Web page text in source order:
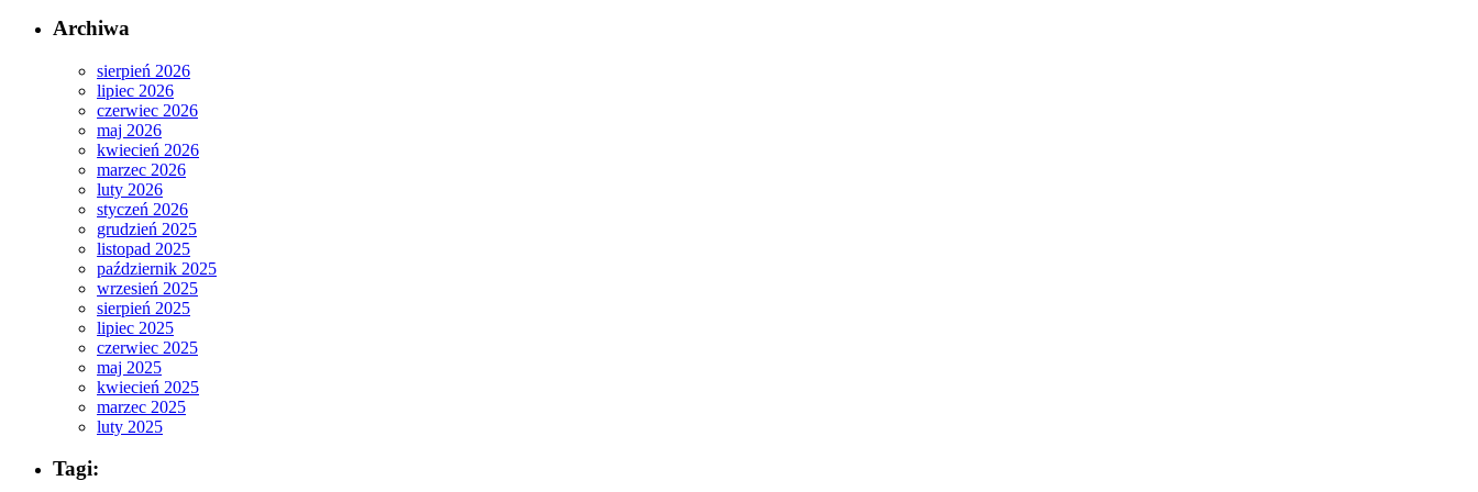
Archiwa
sierpień 2026
lipiec 2026
czerwiec 2026
maj 2026
kwiecień 2026
marzec 2026
luty 2026
styczeń 2026
grudzień 2025
listopad 2025
październik 2025
wrzesień 2025
sierpień 2025
lipiec 2025
czerwiec 2025
maj 2025
kwiecień 2025
marzec 2025
luty 2025
Tagi: